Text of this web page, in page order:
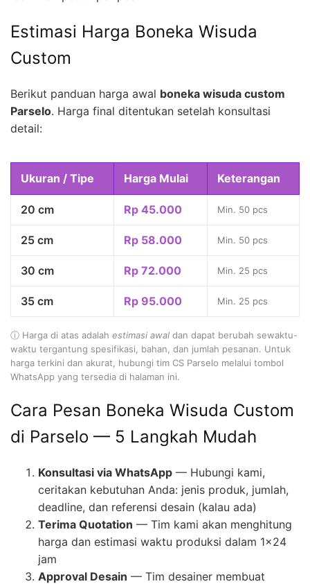
Estimasi Harga Boneka Wisuda
Custom
Berikut panduan harga awal boneka wisuda custom
Parselo. Harga final ditentukan setelah konsultasi
detail:
Ukuran / Tipe Harga Mulai Keterangan
20 cm Rp 45.000 Min. 50 pcs
25 cm Rp 58.000 Min. 50 pcs
30 cm Rp 72.000 Min. 25 pcs
35 cm Rp 95.000 Min. 25 pcs
ⓘ Harga di atas adalah estimasi awal dan dapat berubah sewaktu-
waktu tergantung spesifikasi, bahan, dan jumlah pesanan. Untuk
harga terkini dan akurat, hubungi tim CS Parselo melalui tombol
WhatsApp yang tersedia di halaman ini.
Cara Pesan Boneka Wisuda Custom
di Parselo — 5 Langkah Mudah
Konsultasi via WhatsApp — Hubungi kami,
ceritakan kebutuhan Anda: jenis produk, jumlah,
deadline, dan referensi desain (kalau ada)
Terima Quotation — Tim kami akan menghitung
harga dan estimasi waktu produksi dalam 1×24
jam
Approval Desain — Tim desainer membuat